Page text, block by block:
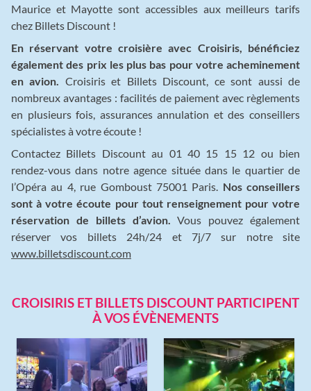
Maurice et Mayotte sont accessibles aux meilleurs tarifs
chez Billets Discount !
En réservant votre croisière avec Croisiris, bénéficiez
également des prix les plus bas pour votre acheminement
en avion.
Croisiris et Billets Discount, ce sont aussi de
nombreux avantages : facilités de paiement avec règlements
en plusieurs fois, assurances annulation et des conseillers
spécialistes à votre écoute !
Contactez Billets Discount au 01 40 15 15 12 ou bien
rendez-vous dans notre agence située dans le quartier de
l’Opéra au 4, rue Gomboust 75001 Paris. Nos conseillers
sont à votre écoute pour tout renseignement pour votre
réservation de billets d’avion.
Vous pouvez également
réserver vos billets 24h/24 et 7j/7 sur notre site
www.billetsdiscount.com
CROISIRIS ET BILLETS DISCOUNT PARTICIPENT
À VOS ÉVÈNEMENTS